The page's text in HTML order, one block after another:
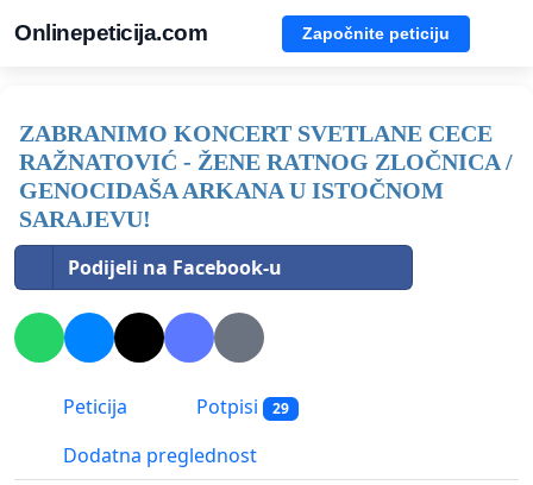
Onlinepeticija.com Započnite peticiju
ZABRANIMO KONCERT SVETLANE CECE
RAŽNATOVIĆ - ŽENE RATNOG ZLOČNICA /
GENOCIDAŠA ARKANA U ISTOČNOM
SARAJEVU!
Podijeli na Facebook-u
Peticija Potpisi 29
Dodatna preglednost